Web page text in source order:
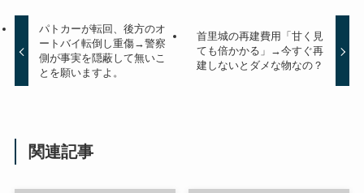
パトカーが転回、後方のオ
ートバイ転倒し重傷→警察
側が事実を隠蔽して無いこ
とを願いますよ。
首里城の再建費用「甘く見
ても倍かかる」→今すぐ再
建しないとダメな物なの？
関連記事